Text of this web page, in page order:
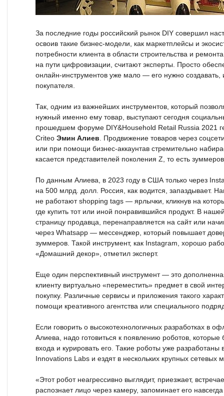
За последние годы российский рынок DIY совершил
освоив такие бизнес-модели, как маркетплейсы и
потребности клиента в области строительства и
на пути цифровизации, считают эксперты. Просто
онлайн-инструментов уже мало — его нужно создавать,
покупателя.
Так, одним из важнейших инструментов, который
нужный именно ему товар, выступают сегодня
прошедшем форуме DIY&Household Retail Russia 2021
Criteo Эмин Алиев . Продвижение товаров через
или при помощи бизнес-аккаунтав стремительно
касается представителей поколения Z, то есть
По данным Алиева, в 2023 году в США только через
на 500 млрд. долл. Россия, как водится, запаздывает.
не работают shopping tags — ярлычки, кликнув на
где купить тот или иной понравившийся продукт. В
страницу продавца, перенаправляется на сайт или
через Whatsapp — мессенджер, который повышает
зуммеров. Такой инструмент, как Instagram, хорошо
«Домашний декор», отметил эксперт.
Еще один перспективный инструмент — это
клиенту виртуально «переместить» предмет в свой
покупку. Различные сервисы и приложения такого
помощи креативного агентства или специального
Если говорить о высокотехнологичных разработках в
Алиева, надо готовиться к появлению роботов, которые
входа и курировать его. Такие роботы уже
Innovations Labs и ездят в нескольких крупных сетевых
«Этот робот неагрессивно выглядит, приезжает,
распознает лицо через камеру, запоминает его